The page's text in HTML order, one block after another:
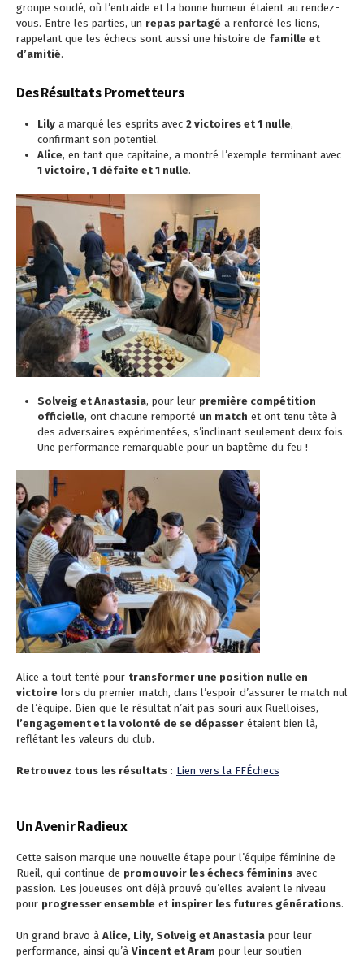
groupe soudé, où l’entraide et la bonne humeur étaient au rendez-
vous. Entre les parties, un repas partagé a renforcé les liens,
rappelant que les échecs sont aussi une histoire de famille et
d’amitié.
Des Résultats Prometteurs
Lily a marqué les esprits avec2 victoires et 1 nulle,
confirmant son potentiel.
Alice, en tant que capitaine, a montré l’exemple terminant avec
1 victoire, 1 défaite et 1 nulle.
Solveig et Anastasia, pour leur première compétition
officielle, ont chacune remporté un match et ont tenu tête à
des adversaires expérimentées, s’inclinant seulement deux fois.
Une performance remarquable pour un baptême du feu !
Alice a tout tenté pour transformer une position nulle en
victoire lors du premier match, dans l’espoir d’assurer le match nul
de l’équipe. Bien que le résultat n’ait pas souri aux Ruelloises,
l’engagement et la volonté de se dépasser étaient bien là,
reflétant les valeurs du club.
Retrouvez tous les résultats : Lien vers la FFÉchecs
Un Avenir Radieux
Cette saison marque une nouvelle étape pour l’équipe féminine de
Rueil, qui continue de promouvoir les échecs féminins avec
passion. Les joueuses ont déjà prouvé qu’elles avaient le niveau
pour progresser ensemble et inspirer les futures générations.
Un grand bravo à Alice, Lily, Solveig et Anastasia pour leur
performance, ainsi qu’à Vincent et Aram pour leur soutien